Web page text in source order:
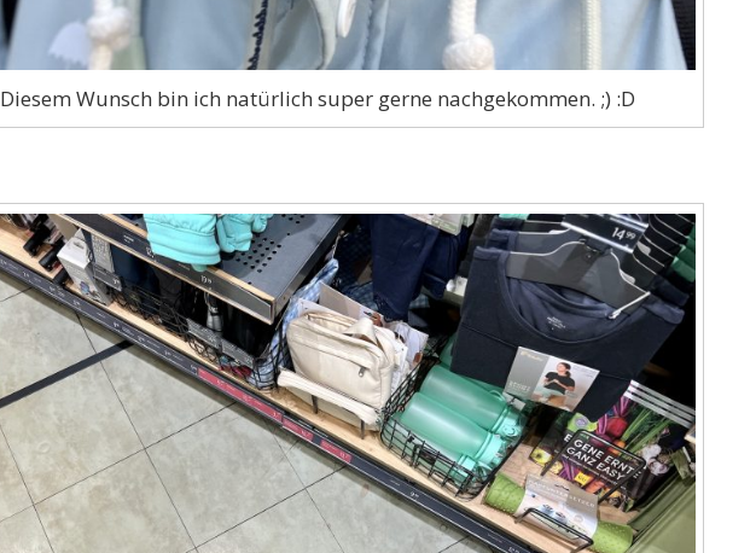
Diesem Wunsch bin ich natürlich super gerne nachgekommen. ;) :D